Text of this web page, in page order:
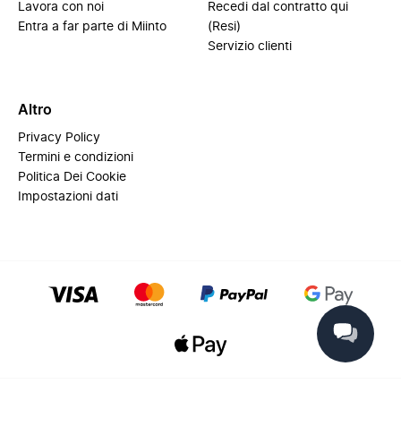
Lavora con noi
Entra a far parte di Miinto
Recedi dal contratto qui
(Resi)
Servizio clienti
Altro
Privacy Policy
Termini e condizioni
Politica Dei Cookie
Impostazioni dati